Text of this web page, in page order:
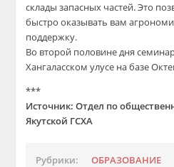
склады запасных частей. Это
быстро оказывать вам
поддержку.
Во второй половине дня
Хангаласском улусе на базе
***
Источник: Отдел по
Якутской ГСХА
Рубрики: ОБРАЗОВАНИЕ